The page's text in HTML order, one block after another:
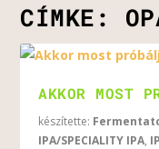
CÍMKE:
AKKOR MOST
készítette:
IPA/SPECIALITY IPA,